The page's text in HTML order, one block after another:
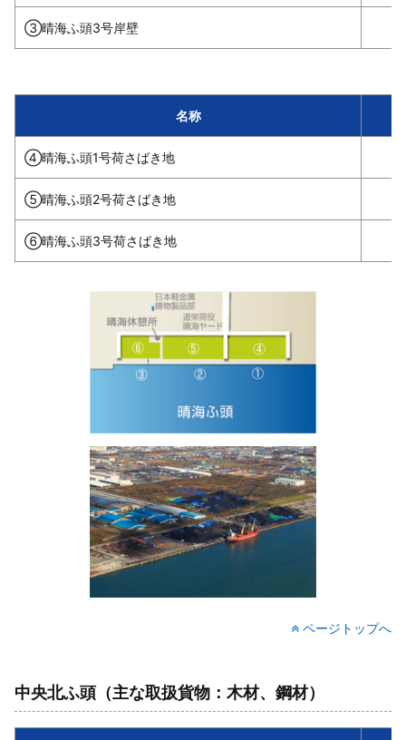
③晴海ふ頭3号岸壁
名称
④晴海ふ頭1号荷さばき地
⑤晴海ふ頭2号荷さばき地
⑥晴海ふ頭3号荷さばき地
ページトップへ
中央北ふ頭（主な取扱貨物：木材、鋼材）